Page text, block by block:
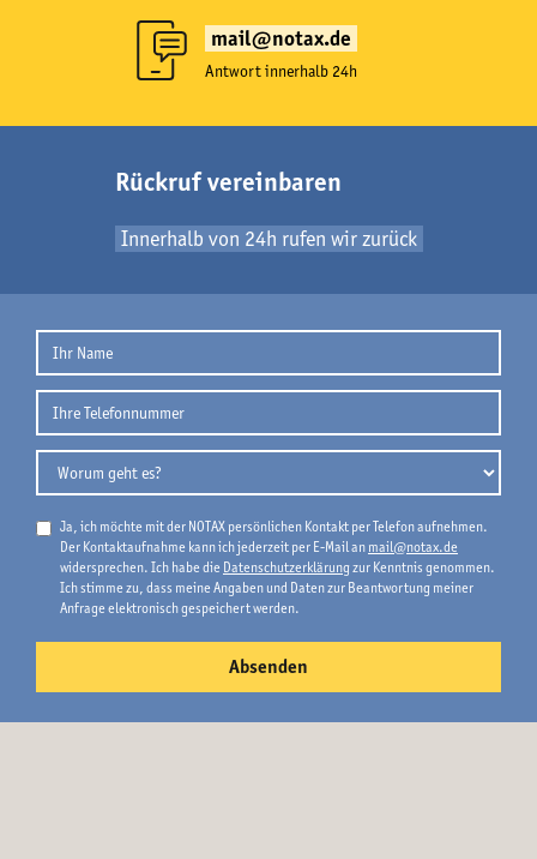
mail@notax.de
Antwort innerhalb 24h
Rückruf vereinbaren
Innerhalb von 24h rufen wir zurück
Ja, ich möchte mit der NOTAX persönlichen Kontakt per Telefon aufnehmen.
Der Kontaktaufnahme kann ich jederzeit per E-Mail an mail@notax.de
widersprechen. Ich habe die Datenschutzerklärungzur Kenntnis genommen.
Ich stimme zu, dass meine Angaben und Daten zur Beantwortung meiner
Anfrage elektronisch gespeichert werden.